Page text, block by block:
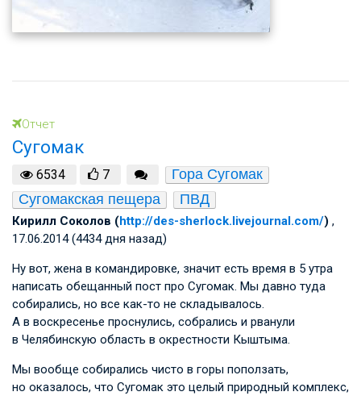
Отчет
Сугомак
6534 7
Гора Сугомак
Сугомакская пещера
ПВД
Кирилл Соколов (http://des-sherlock.livejournal.com/) ,
17.06.2014 (4434 дня назад)
Ну вот, жена в командировке, значит есть время в 5 утра
написать обещанный пост про Сугомак. Мы давно туда
собирались, но все как-то не складывалось.
А в воскресенье проснулись, собрались и рванули
в Челябинскую область в окрестности Кыштыма.
Мы вообще собирались чисто в горы поползать,
но оказалось, что Сугомак это целый природный комплекс,